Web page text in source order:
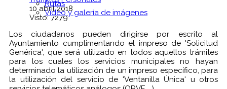
Rutas
Vídeo y galería de imágenes
10 abril 2018
Visto: 7279
Los ciudadanos pueden dirigirse por escrito al
Ayuntamiento cumplimentando el impreso de 'Solicitud
Genérica', que será utilizado en todos aquellos trámites
para los cuales los servicios municipales no hayan
determinado la utilización de un impreso específico, para
la utilización del servicio de 'Ventanilla Única' u otros